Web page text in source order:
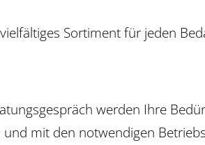
Sortiment für jeden
werden Ihre
mit den notwendigen